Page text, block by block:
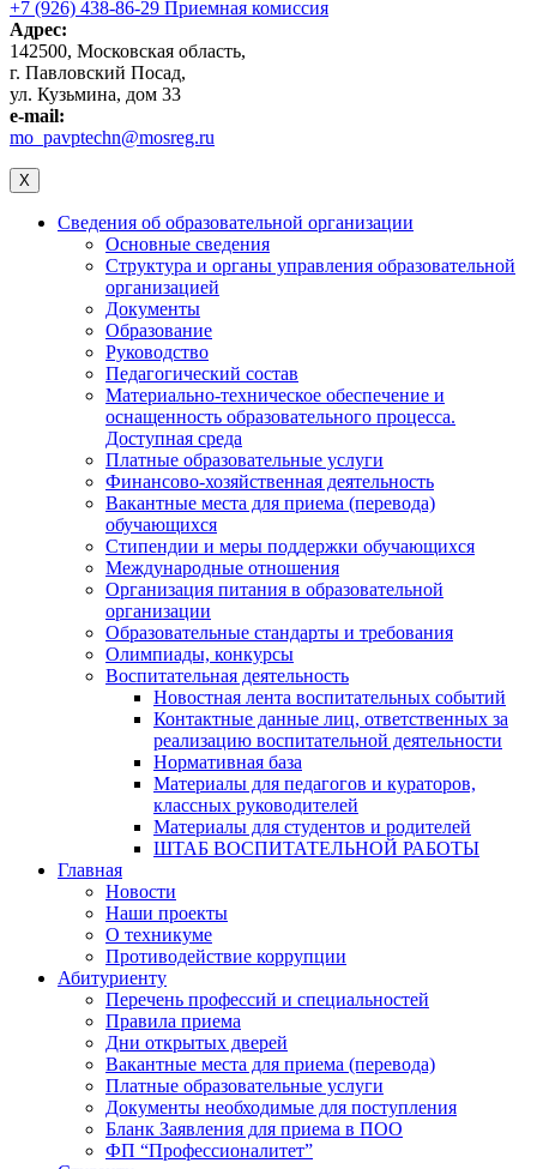
+7 (926) 438-86-29 Приемная комиссия
Адрес:
142500, Московская область,
г. Павловский Посад,
ул. Кузьмина, дом 33
e-mail:
mo_pavptechn@mosreg.ru
X
Сведения об образовательной организации
Основные сведения
Структура и органы управления образовательной
организацией
Документы
Образование
Руководство
Педагогический состав
Материально-техническое обеспечение и
оснащенность образовательного процесса.
Доступная среда
Платные образовательные услуги
Финансово-хозяйственная деятельность
Вакантные места для приема (перевода)
обучающихся
Стипендии и меры поддержки обучающихся
Международные отношения
Организация питания в образовательной
организации
Образовательные стандарты и требования
Олимпиады, конкурсы
Воспитательная деятельность
Новостная лента воспитательных событий
Контактные данные лиц, ответственных за
реализацию воспитательной деятельности
Нормативная база
Материалы для педагогов и кураторов,
классных руководителей
Материалы для студентов и родителей
ШТАБ ВОСПИТАТЕЛЬНОЙ РАБОТЫ
Главная
Новости
Наши проекты
О техникуме
Противодействие коррупции
Абитуриенту
Перечень профессий и специальностей
Правила приема
Дни открытых дверей
Вакантные места для приема (перевода)
Платные образовательные услуги
Документы необходимые для поступления
Бланк Заявления для приема в ПОО
ФП “Профессионалитет”